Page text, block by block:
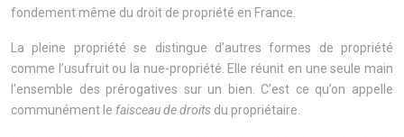
fondement même du droit de propriété en France.
La pleine propriété se distingue d’autres formes de propriété
comme l’usufruit ou la nue-propriété. Elle réunit en une seule main
l’ensemble des prérogatives sur un bien. C’est ce qu’on appelle
communément le faisceau de droits du propriétaire.